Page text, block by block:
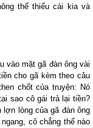
thể thiếu cái kia và
vào mặt gã đàn ông vài
cho gã kèm theo câu
chốt của truyện: Nó
sao cô gái trả lại tiền?
lợn lòng của gã đàn ông
cô chẳng thể nào